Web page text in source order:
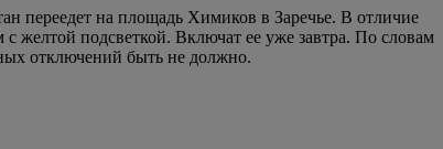
переедет на площадь Химиков в Заречье. В отличие
желтой подсветкой. Включат ее уже завтра. По словам
отключений быть не должно.